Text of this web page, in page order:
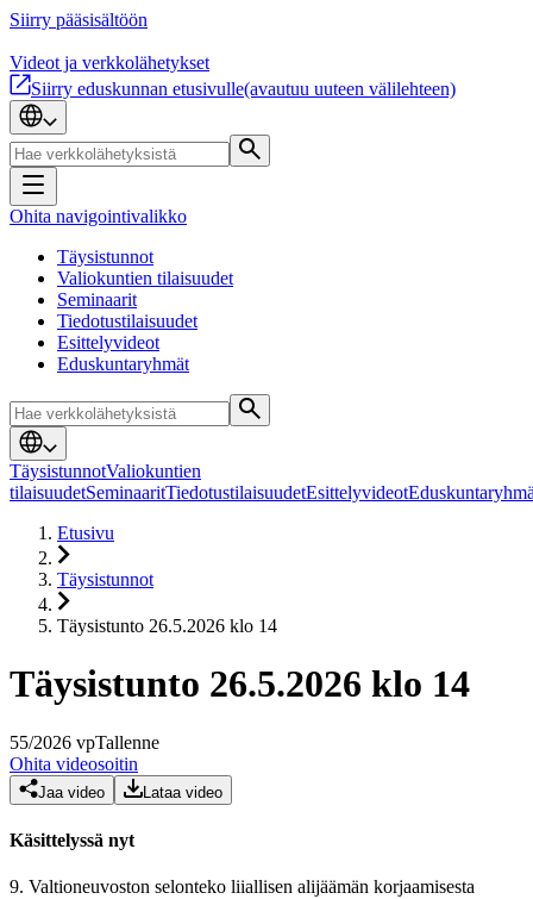
Siirry pääsisältöön
Videot ja verkkolähetykset
Siirry eduskunnan etusivulle(avautuu uuteen välilehteen)
Ohita navigointivalikko
Täysistunnot
Valiokuntien tilaisuudet
Seminaarit
Tiedotustilaisuudet
Esittelyvideot
Eduskuntaryhmät
TäysistunnotValiokuntien
tilaisuudetSeminaaritTiedotustilaisuudetEsittelyvideot
Etusivu
Täysistunnot
Täysistunto 26.5.2026 klo 14
Täysistunto 26.5.2026 klo 14
55/2026 vpTallenne
Ohita videosoitin
Jaa video Lataa video
Käsittelyssä nyt
9. Valtioneuvoston selonteko liiallisen alijäämän korjaamisesta